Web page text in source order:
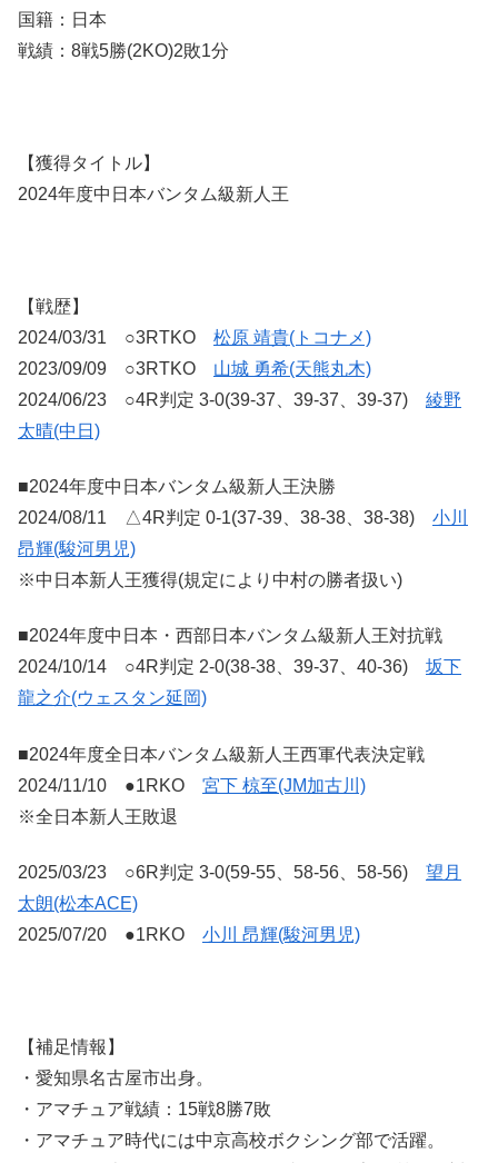
国籍：日本
戦績：8戦5勝(2KO)2敗1分
【獲得タイトル】
2024年度中日本バンタム級新人王
【戦歴】
2024/03/31 ○3RTKO 松原 靖貴(トコナメ)
2023/09/09 ○3RTKO 山城 勇希(天熊丸木)
2024/06/23 ○4R判定 3-0(39-37、39-37、39-37) 綾野
太晴(中日)
■2024年度中日本バンタム級新人王決勝
2024/08/11 △4R判定 0-1(37-39、38-38、38-38) 小川
昂輝(駿河男児)
※中日本新人王獲得(規定により中村の勝者扱い)
■2024年度中日本・西部日本バンタム級新人王対抗戦
2024/10/14 ○4R判定 2-0(38-38、39-37、40-36) 坂下
龍之介(ウェスタン延岡)
■2024年度全日本バンタム級新人王西軍代表決定戦
2024/11/10 ●1RKO 宮下 椋至(JM加古川)
※全日本新人王敗退
2025/03/23 ○6R判定 3-0(59-55、58-56、58-56) 望月
太朗(松本ACE)
2025/07/20 ●1RKO 小川 昂輝(駿河男児)
【補足情報】
・愛知県名古屋市出身。
・アマチュア戦績：15戦8勝7敗
・アマチュア時代には中京高校ボクシング部で活躍。